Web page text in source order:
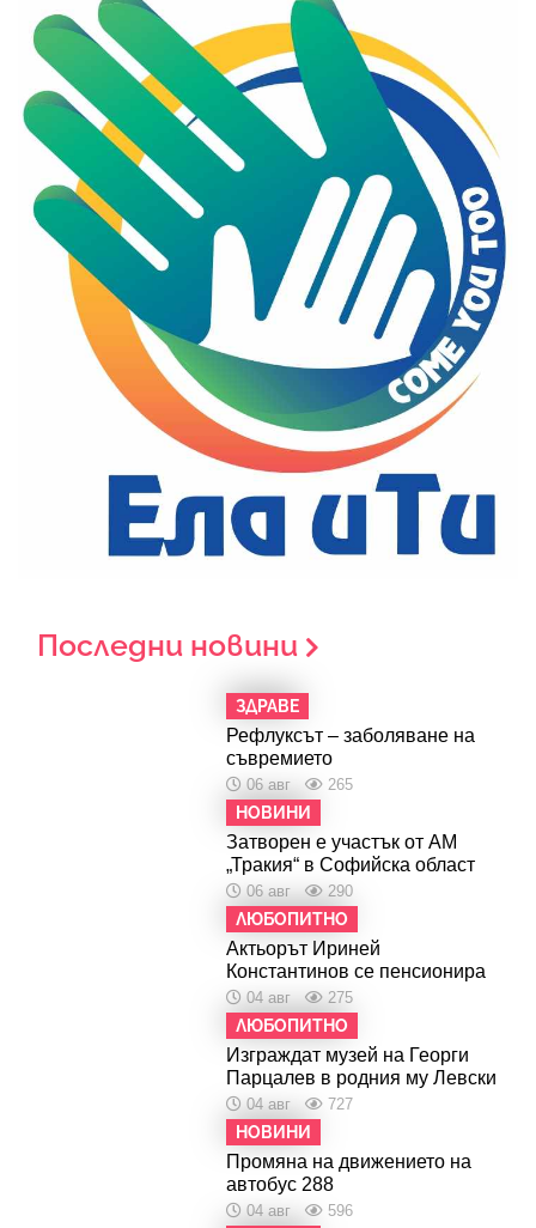
Последни новини
ЗДРАВЕ
Рефлуксът – заболяване на
съвремието
06 авг 265
НОВИНИ
Затворен е участък от АМ
„Тракия“ в Софийска област
06 авг 290
ЛЮБОПИТНО
Актьорът Ириней
Константинов се пенсионира
04 авг 275
ЛЮБОПИТНО
Изграждат музей на Георги
Парцалев в родния му Левски
04 авг 727
НОВИНИ
Промяна на движението на
автобус 288
04 авг 596